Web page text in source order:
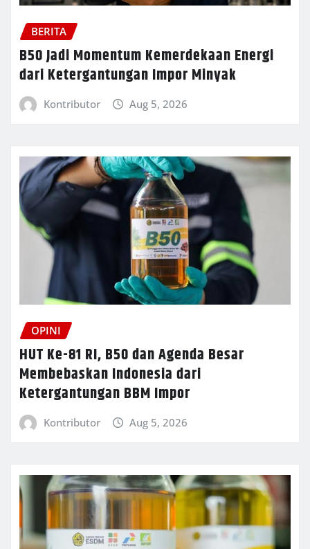
BERITA
B50 Jadi Momentum Kemerdekaan Energi
dari Ketergantungan Impor Minyak
Kontributor Aug 5, 2026
OPINI
HUT Ke-81 RI, B50 dan Agenda Besar
Membebaskan Indonesia dari
Ketergantungan BBM Impor
Kontributor Aug 5, 2026